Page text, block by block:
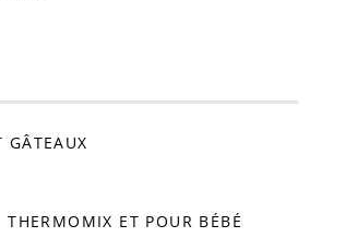
GÂTEAUX
THERMOMIX ET POUR BÉBÉ